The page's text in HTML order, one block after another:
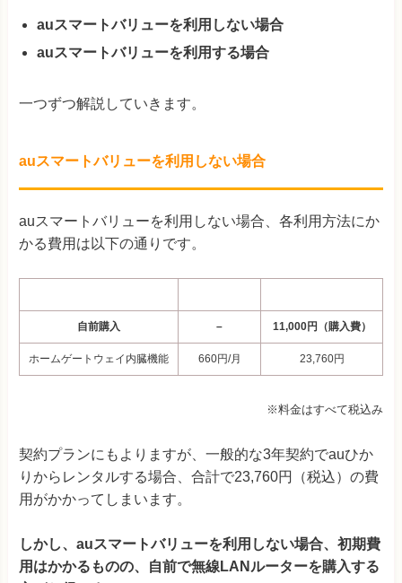
auスマートバリューを利用しない場合
auスマートバリューを利用する場合
一つずつ解説していきます。
auスマートバリューを利用しない場合
auスマートバリューを利用しない場合、各利用方法にか
かる費用は以下の通りです。
自前購入 – 11,000円（購入費）
ホームゲートウェイ内臓機能 660円/月 23,760円
※料金はすべて税込み
契約プランにもよりますが、一般的な3年契約でauひか
りからレンタルする場合、合計で23,760円（税込）の費
用がかかってしまいます。
しかし、auスマートバリューを利用しない場合、初期費
用はかかるものの、自前で無線LANルーターを購入する